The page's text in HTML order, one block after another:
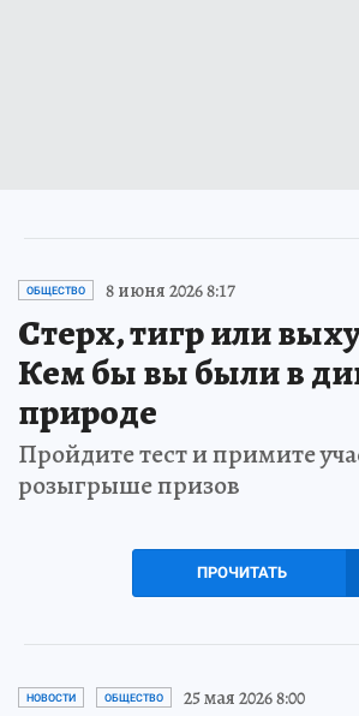
ОБЩЕСТВО 8 июня 2026 8:17
Стерх, тигр или
Кем бы вы были в
природе
Пройдите тест и примите
розыгрыше призов
ПРОЧИТАТЬ
НОВОСТИ ОБЩЕСТВО 25 мая 2026 8:00